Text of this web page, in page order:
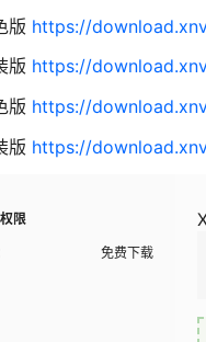
版 https://
版 https://
版 https://
版 https://
限
免费下载